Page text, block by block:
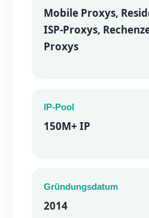
Mobile Proxys,
ISP-Proxys,
Proxys
IP-Pool
150M+ IP
Gründungsdatum
2014